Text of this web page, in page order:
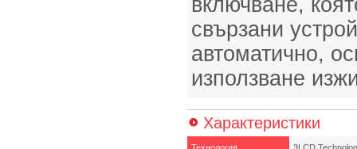
включване,
свързани
автоматично,
използване
Характеристики